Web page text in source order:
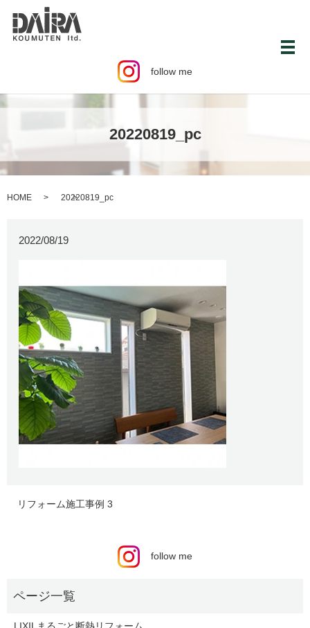
follow me
メ
20220819_pc
HOME 20220819_pc
2022/08/19
リフォーム施工事例 3
follow me
LIXILまるごと断熱リフォーム